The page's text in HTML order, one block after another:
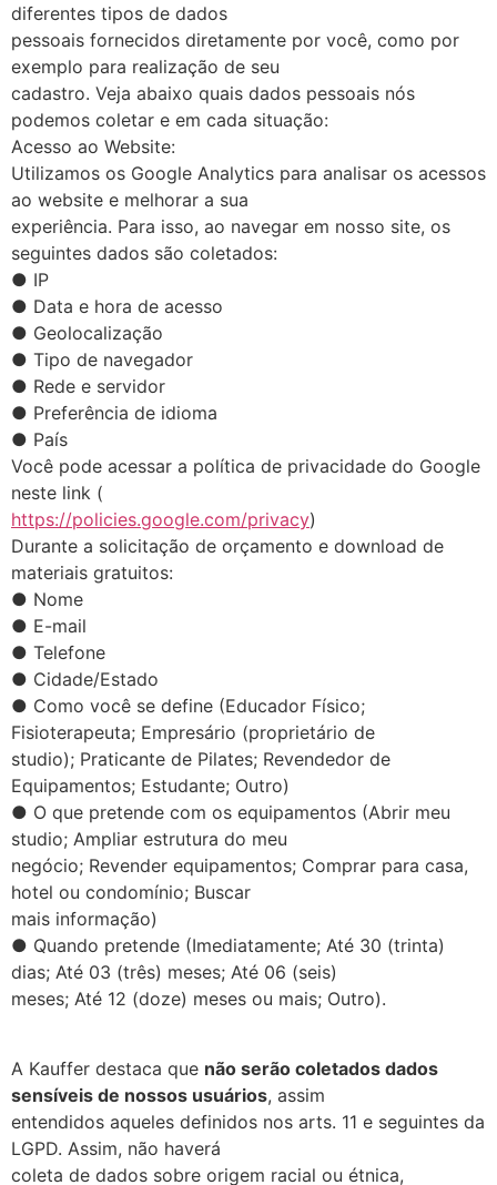
diferentes tipos de dados
pessoais fornecidos diretamente por você, como por
exemplo para realização de seu
cadastro. Veja abaixo quais dados pessoais nós
podemos coletar e em cada situação:
Acesso ao Website:
Utilizamos os Google Analytics para analisar os acessos
ao website e melhorar a sua
experiência. Para isso, ao navegar em nosso site, os
seguintes dados são coletados:
● IP
● Data e hora de acesso
● Geolocalização
● Tipo de navegador
● Rede e servidor
● Preferência de idioma
● País
Você pode acessar a política de privacidade do Google
neste link (
https://policies.google.com/privacy)
Durante a solicitação de orçamento e download de
materiais gratuitos:
● Nome
● E-mail
● Telefone
● Cidade/Estado
● Como você se define (Educador Físico;
Fisioterapeuta; Empresário (proprietário de
studio); Praticante de Pilates; Revendedor de
Equipamentos; Estudante; Outro)
● O que pretende com os equipamentos (Abrir meu
studio; Ampliar estrutura do meu
negócio; Revender equipamentos; Comprar para casa,
hotel ou condomínio; Buscar
mais informação)
● Quando pretende (Imediatamente; Até 30 (trinta)
dias; Até 03 (três) meses; Até 06 (seis)
meses; Até 12 (doze) meses ou mais; Outro).
A Kauffer destaca que não serão coletados dados
sensíveis de nossos usuários, assim
entendidos aqueles definidos nos arts. 11 e seguintes da
LGPD. Assim, não haverá
coleta de dados sobre origem racial ou étnica,